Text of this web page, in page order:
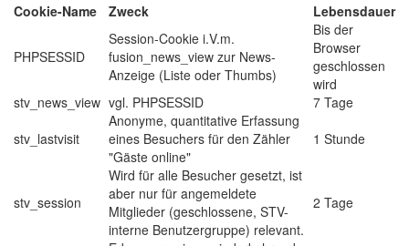
Cookie-Name Zweck Lebensdauer
PHPSESSID
Session-Cookie i.V.m.
fusion_news_view zur News-
Anzeige (Liste oder Thumbs)
Bis der
Browser
geschlossen
wird
stv_news_view vgl. PHPSESSID
7 Tage
stv_lastvisit
Anonyme, quantitative Erfassung
eines Besuchers für den Zähler
"Gäste online"
1 Stunde
stv_session
Wird für alle Besucher gesetzt, ist
aber nur für angemeldete
Mitglieder (geschlossene, STV-
interne Benutzergruppe) relevant.
2 Tage